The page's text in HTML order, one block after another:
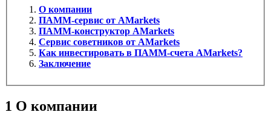
О компании
ПАММ-сервис от AMarkets
ПАММ-конструктор AMarkets
Сервис советников от AMarkets
Как инвестировать в ПАММ-счета AMarkets?
Заключение
1 О компании